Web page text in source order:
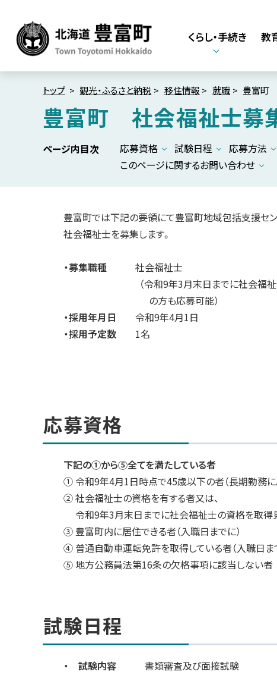
ニ
くらし・手続き 教
トップ 観光・ふるさと納税 移住情報 就職 豊富町
豊富町 社会福祉士募
ページ内目次 応募資格 試験日程 応募方法
このページに関するお問い合わせ
豊富町では下記の要領にて豊富町地域包括支援セ
社会福祉士を募集します。
・募集職種 社会福祉士
（令和9年3月末日までに社会福祉士
の方も応募可能）
・採用年月日 令和9年4月1日
・採用予定数 1名
応募資格
下記の①から⑤全てを満たしている者
① 令和9年4月1日時点で45歳以下の者（長期勤務に
② 社会福祉士の資格を有する者又は、
令和9年3月末日までに社会福祉士の資格を取得
③ 豊富町内に居住できる者（入職日までに）
④ 普通自動車運転免許を取得している者（入職日ま
⑤ 地方公務員法第16条の欠格事項に該当しない者
試験日程
・ 試験内容 書類審査及び面接試験
る